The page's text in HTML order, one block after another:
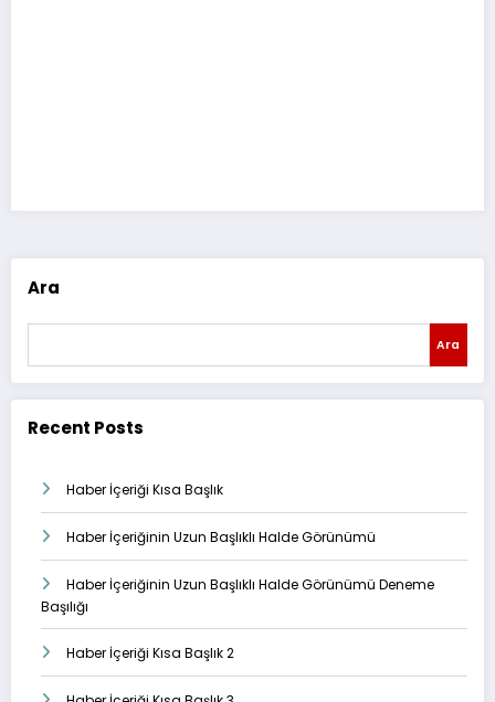
Ara
Ara
Recent Posts
Haber İçeriği Kısa Başlık
Haber İçeriğinin Uzun Başlıklı Halde Görünümü
Haber İçeriğinin Uzun Başlıklı Halde Görünümü Deneme
Başılığı
Haber İçeriği Kısa Başlık 2